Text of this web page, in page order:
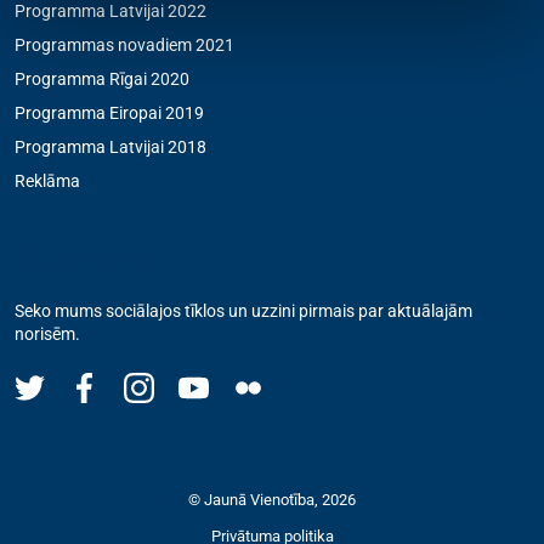
Programma Latvijai 2022
Programmas novadiem 2021
Programma Rīgai 2020
Programma Eiropai 2019
Programma Latvijai 2018
Reklāma
Seko mums sociālajos tīklos un uzzini pirmais par aktuālajām
norisēm.
© Jaunā Vienotība, 2026
Privātuma politika